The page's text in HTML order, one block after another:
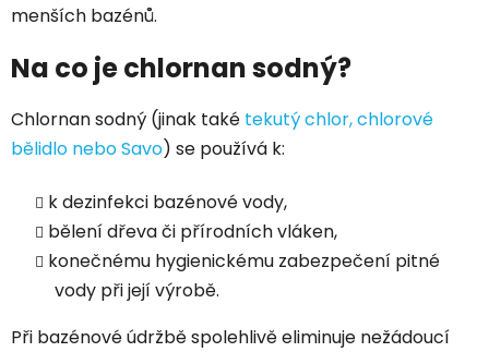
menších bazénů.
Na co je chlornan sodný?
Chlornan sodný (jinak také tekutý chlor, chlorové
bělidlo nebo Savo) se používá k:
k dezinfekci bazénové vody,
bělení dřeva či přírodních vláken,
konečnému hygienickému zabezpečení pitné
vody při její výrobě.
Při bazénové údržbě spolehlivě eliminuje nežádoucí